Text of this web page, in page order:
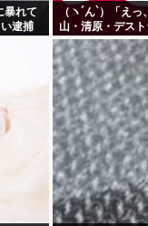
暴れて
逮捕
（ヽ´ん`）「え
山・清原・デス
か？」→どうする